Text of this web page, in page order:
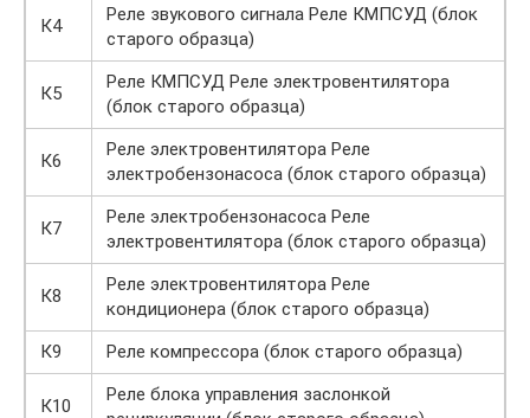
К4
Реле звукового сигнала Реле КМПСУД (блок
старого образца)
К5
Реле КМПСУД Реле электровентилятора
(блок старого образца)
К6
Реле электровентилятора Реле
электробензонасоса (блок старого образца)
К7
Реле электробензонасоса Реле
электровентилятора (блок старого образца)
К8
Реле электровентилятора Реле
кондиционера (блок старого образца)
К9
Реле компрессора (блок старого образца)
К10
Реле блока управления заслонкой